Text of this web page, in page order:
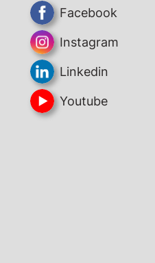
Facebook
Instagram
Linkedin
Youtube